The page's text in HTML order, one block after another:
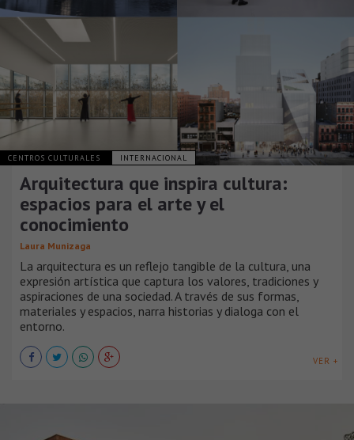
CENTROS CULTURALES INTERNACIONAL
Arquitectura que inspira cultura:
espacios para el arte y el
conocimiento
Laura Munizaga
La arquitectura es un reflejo tangible de la cultura, una
expresión artística que captura los valores, tradiciones y
aspiraciones de una sociedad. A través de sus formas,
materiales y espacios, narra historias y dialoga con el
entorno.
VER +